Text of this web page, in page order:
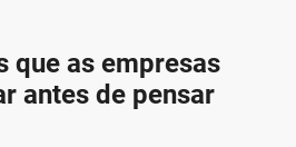
que as empresas
antes de pensar